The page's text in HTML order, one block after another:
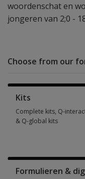
woordenschat en
jongeren van 2;0 -
Choose from our
Kits
Complete kits, Q-
& Q-global kits
Formulieren &